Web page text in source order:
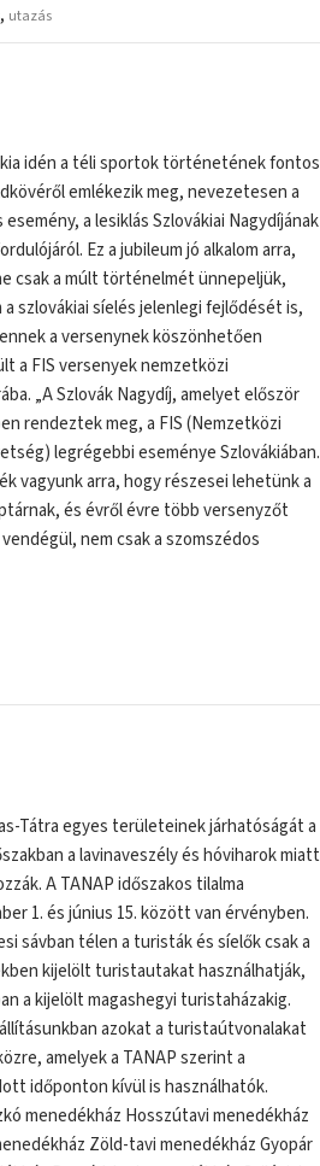
, utazás
idén a téli sportok történetének fontos
emlékezik meg, nevezetesen a
esemény, a lesiklás Szlovákiai Nagydíjának
Ez a jubileum jó alkalom arra,
csak a múlt történelmét ünnepeljük,
a szlovákiai síelés jelenlegi fejlődését is,
a versenynek köszönhetően
a FIS versenyek nemzetközi
„A Szlovák Nagydíj, amelyet először
rendeztek meg, a FIS (Nemzetközi
legrégebbi eseménye Szlovákiában.
vagyunk arra, hogy részesei lehetünk a
és évről évre több versenyzőt
nem csak a szomszédos
Tátra egyes területeinek járhatóságát a
a lavinaveszély és hóviharok miatt
A TANAP időszakos tilalma
1. és június 15. között van érvényben.
sávban télen a turisták és síelők csak a
kijelölt turistautakat használhatják,
a kijelölt magashegyi turistaházakig.
azokat a turistaútvonalakat
amelyek a TANAP szerint a
időponton kívül is használhatók.
menedékház Hosszútavi menedékház
Zöld-tavi menedékház Gyopár